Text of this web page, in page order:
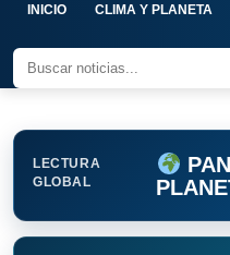
INICIO CLIMA Y PLANETA
LECTURA
GLOBAL